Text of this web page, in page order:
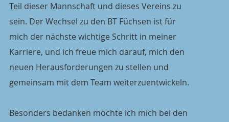
Teil dieser Mannschaft und dieses Vereins zu
sein. Der Wechsel zu den BT Füchsen ist für
mich der nächste wichtige Schritt in meiner
Karriere, und ich freue mich darauf, mich den
neuen Herausforderungen zu stellen und
gemeinsam mit dem Team weiterzuentwickeln.
Besonders bedanken möchte ich mich bei den